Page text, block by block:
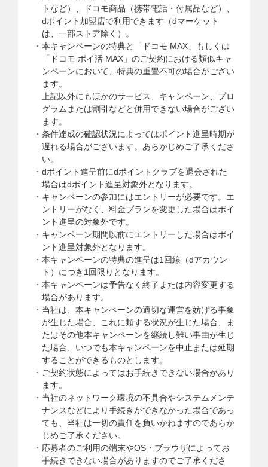
トなど）、ドコモ商品（携帯電話・付属品など）、
dポイント加盟店で利用できます（dマーケット
は、一部ストア除く）。
本キャンペーンの特典と「ドコモ MAX」もしくは
「ドコモ ポイ活 MAX」のご契約における類似キャ
ンペーンにおいて、特典の重畳不可の場合がござい
ます。
上記以外にもほかのサービス、キャンペーン、プロ
グラムまたは割引などと併用できない場合がござい
ます。
条件達成の確認状況によってはポイント進呈時期が
遅れる場合がございます。あらかじめご了承くださ
い。
dポイント進呈前にdポイントクラブを退会された
場合はdポイント進呈対象外となります。
キャンペーンの参加にはエントリーが必要です。エ
ントリーがなく、料金プランを変更した場合はポイ
ント進呈の対象外です。
キャンペーン期間以前にエントリーした場合はポイ
ント進呈対象外となります。
本キャンペーンの特典の進呈は1回線（dアカウン
ト）につき1回限りとなります。
本キャンペーンは予告なく終了または内容変更する
場合があります。
当社は、本キャンペーンの適切な運営を妨げる事象
が生じた場合、これに類する状況が生じた場合、ま
たはその他本キャンペーンを継続し難い事由が生じ
た場合、いつでも本キャンペーンを中止または延期
することができるものとします。
ご契約状態によってはお手続きできない場合があり
ます。
当社のネットワーク環境の不具合やシステムメンテ
ナンスなどにより手続きができなかった場合であっ
ても、当社は一切の責任を負いかねますのであらか
じめご了承ください。
応募者のご利用の端末やOS・ブラウザによってお
手続きできない場合がありますのでご了承くださ